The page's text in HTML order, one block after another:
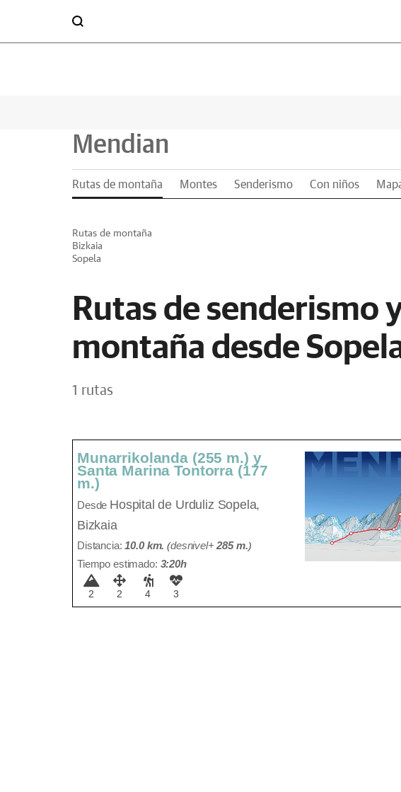
Mendian
Rutas de montaña Montes Senderismo Con niños
Rutas de montaña
Bizkaia
Sopela
Rutas de senderismo
montaña desde
1 rutas
Munarrikolanda (255 m.) y
Santa Marina Tontorra (177
m.)
Desde Hospital de Urduliz Sopela,
Bizkaia
Distancia:10.0 km. (desnivel+285 m.)
Tiempo estimado: 3:20h
2 2 4 3